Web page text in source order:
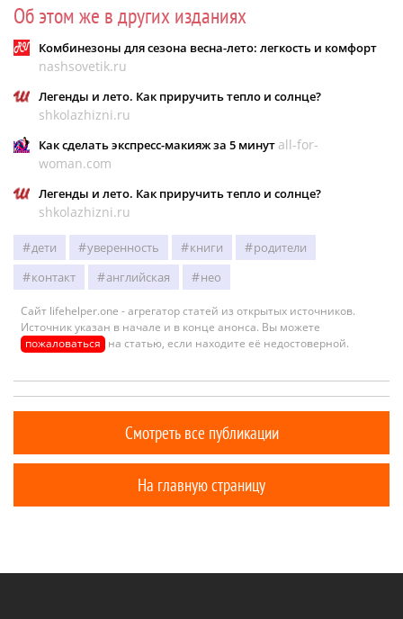
Об этом же в других изданиях
Комбинезоны для сезона весна-лето: легкость и комфорт
nashsovetik.ru
Легенды и лето. Как приручить тепло и солнце?
shkolazhizni.ru
Как сделать экспресс-макияж за 5 минут all-for-
woman.com
Легенды и лето. Как приручить тепло и солнце?
shkolazhizni.ru
дети уверенность книги
родители
контакт
английская нео
Сайт lifehelper.one - агрегатор статей из открытых источников.
Источник указан в начале и в конце анонса. Вы можете
пожаловаться на статью, если находите её недостоверной.
Смотреть все публикации
На главную страницу